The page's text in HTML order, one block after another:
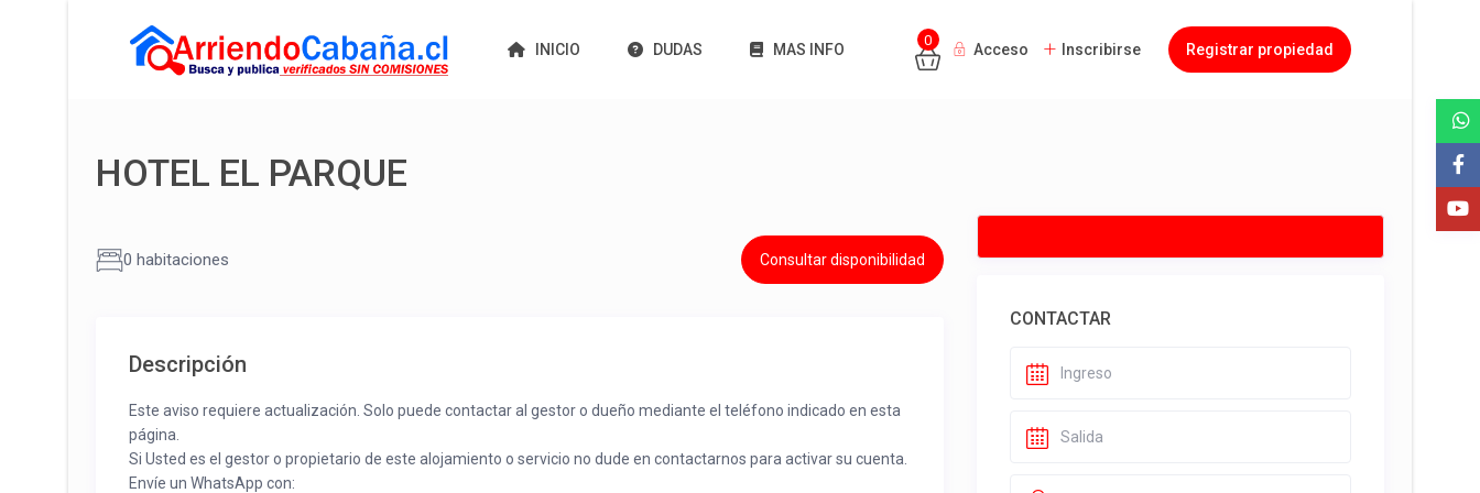
INICIO DUDAS MAS INFO
0
Acceso Inscribirse Registrar propiedad
HOTEL EL PARQUE
0 habitaciones Consultar disponibilidad
Descripción
Este aviso requiere actualización. Solo puede contactar al gestor o dueño mediante el teléfono indicado en esta
página.
Si Usted es el gestor o propietario de este alojamiento o servicio no dude en contactarnos para activar su cuenta.
Envíe un WhatsApp con:
CONTACTAR